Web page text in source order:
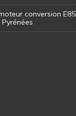
conversion E85